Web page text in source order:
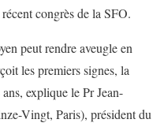
congrès de la SFO.
peut rendre aveugle en
les premiers signes, la
explique le Pr Jean-
Vingt, Paris), président du